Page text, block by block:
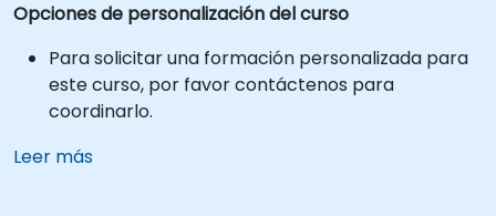
Opciones de personalización del curso
Para solicitar una formación personalizada para
este curso, por favor contáctenos para
coordinarlo.
Leer más